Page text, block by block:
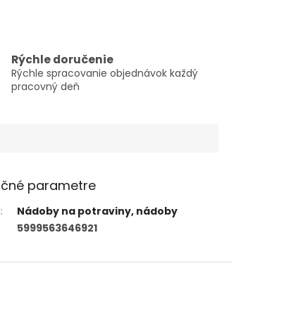
Rýchle doručenie
Rýchle spracovanie objednávok každý
pracovný deň
parametre
:
Nádoby na potraviny, nádoby
5999563646921